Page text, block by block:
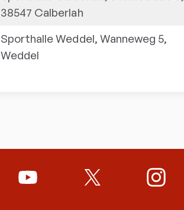
38547 Calberlah
Sporthalle Weddel, Wanneweg 5,
Weddel